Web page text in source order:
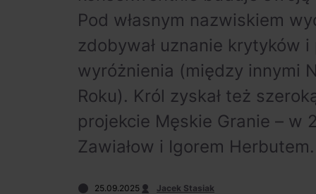
Pod własnym nazwiskiem
zdobywał uznanie krytyków
wyróżnienia (między innymi
Roku). Król zyskał też
projekcie Męskie Granie – w
Zawiałow i Igorem
25.09.2025 Jacek Stasiak